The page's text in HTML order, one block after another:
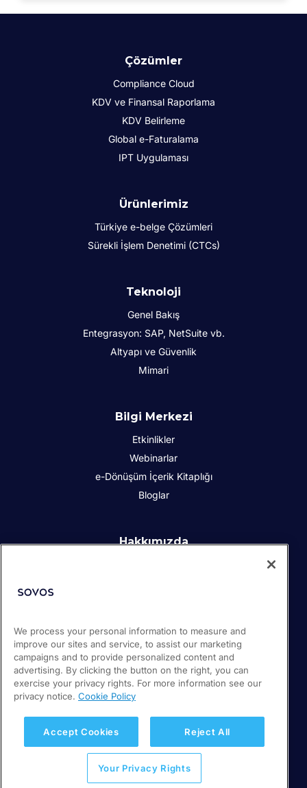
Çözümler
Compliance Cloud
KDV ve Finansal Raporlama
KDV Belirleme
Global e-Faturalama
IPT Uygulaması
Ürünlerimiz
Türkiye e-belge Çözümleri
Sürekli İşlem Denetimi (CTCs)
Teknoloji
Genel Bakış
Entegrasyon: SAP, NetSuite vb.
Altyapı ve Güvenlik
Mimari
Bilgi Merkezi
Etkinlikler
Webinarlar
e-Dönüşüm İçerik Kitaplığı
Bloglar
Hakkımızda
Kariyer
Destek
© 2026 Sovos Compliance, LLC
Kalite Politikası
We process your personal information to measure and
improve our sites and service, to assist our marketing
campaigns and to provide personalized content and
advertising. By clicking the button on the right, you can
exercise your privacy rights. For more information see our
privacy notice. Cookie Policy
Accept Cookies Reject All
Your Privacy Rights